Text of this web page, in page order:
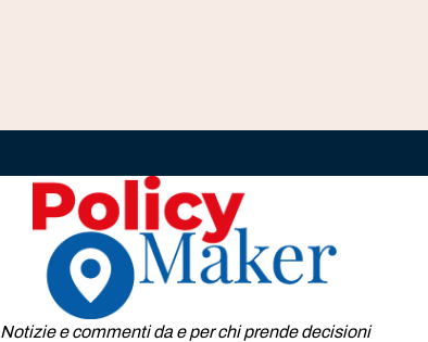
Notizie e commenti da e per chi prende decisioni